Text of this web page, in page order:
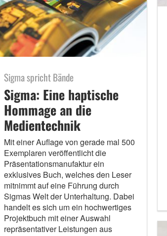
Sigma spricht Bände
Sigma: Eine haptische
Hommage an die
Medientechnik
Mit einer Auflage von gerade mal 500
Exemplaren veröffentlicht die
Präsentationsmanufaktur ein
exklusives Buch, welches den Leser
mitnimmt auf eine Führung durch
Sigmas Welt der Unterhaltung. Dabei
handelt es sich um ein hochwertiges
Projektbuch mit einer Auswahl
repräsentativer Leistungen aus